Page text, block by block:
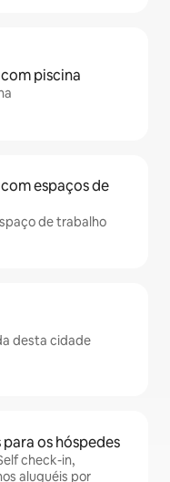
piscina
espaços de
de trabalho
desta cidade
os hóspedes
check-in,
aluguéis por